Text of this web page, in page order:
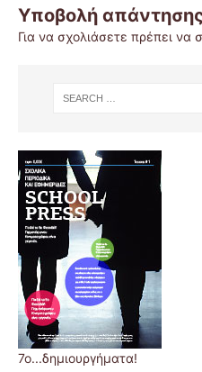
Υποβολή
Για να σχολιάσετε πρέπει να
7ο...δημιουργήματα!